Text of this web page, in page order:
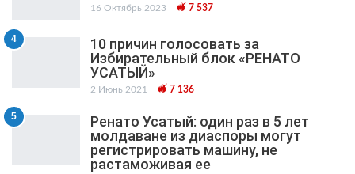
16 Октябрь 2023 7 537
4
10 причин голосовать за
Избирательный блок «РЕНАТО
УСАТЫЙ»
2 Июнь 2021 7 136
5
Ренато Усатый: один раз в 5 лет
молдаване из диаспоры могут
регистрировать машину, не
растаможивая ее